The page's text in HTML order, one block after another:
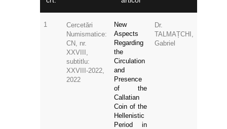
1
Cercetări
Numismatice:
CN, nr.
XXVIII,
subtitlu:
XXVIII-2022,
2022
New
Aspects
Regarding
the
Circulation
and
Presence
of the
Callatian
Coin of the
Hellenistic
Period in
Dr.
TALMAȚCHI,
Gabriel